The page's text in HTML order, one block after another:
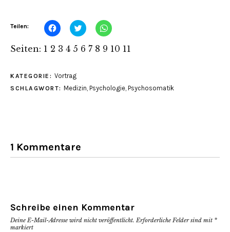
Teilen: Klick,
um
Facebook
zu
in
neuem
Fenster
geöffnet)
Klick,
um
Twitter
zu
Fenster
geöffnet)
Klicken,
um
WhatsApp
zu
Fenster
geöffnet)
Seiten: 1 2 3 4 5 6 7 8 9 10 11
KATEGORIE: Vortrag
SCHLAGWORT: Medizin Psychologie Psychosomatik
1 Kommentare
Schreibe einen Kommentar
Deine E-Mail-Adresse wird nicht veröffentlicht. Erforderliche Felder sind mit *
markiert